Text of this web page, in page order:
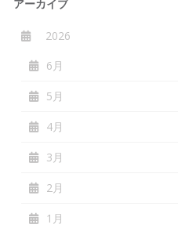
アーカイブ
2026
6月
5月
4月
3月
2月
1月